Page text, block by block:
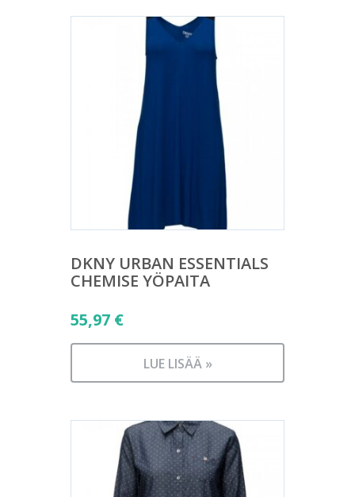
DKNY URBAN ESSENTIALS
CHEMISE YÖPAITA
55,97 €
LUE LISÄÄ »